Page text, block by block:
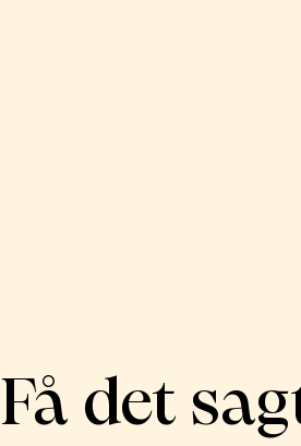
Få det